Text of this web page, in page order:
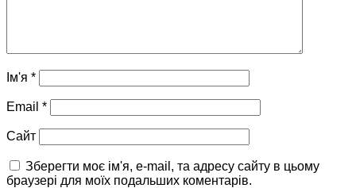
Ім'я *
Email *
Сайт
Зберегти моє ім'я, e-mail, та адресу сайту в цьому
браузері для моїх подальших коментарів.